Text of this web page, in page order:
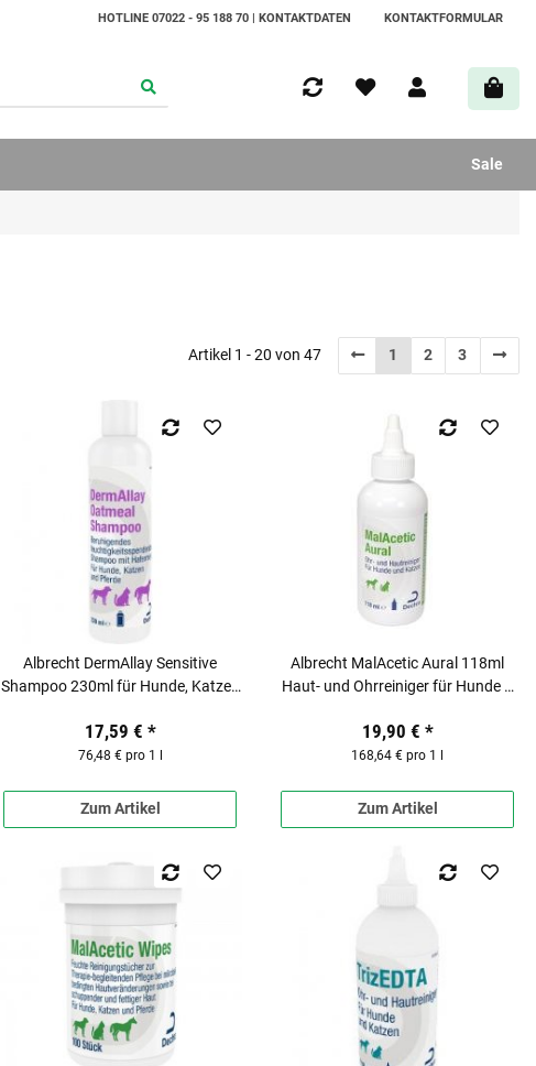
HOTLINE 07022 - 95 188 70 | KONTAKTDATEN KONTAKTFORMULAR
Sale
Artikel 1 - 20 von 47 1 2 3
Albrecht DermAllay Sensitive
Shampoo 230ml für Hunde, Katzen
17,59 € *
76,48 € pro 1 l
Zum Artikel
Albrecht MalAcetic Aural 118ml
Haut- und Ohrreiniger für Hunde &
19,90 € *
168,64 € pro 1 l
Zum Artikel